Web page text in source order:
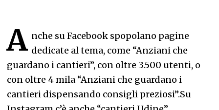
A nche su Facebook spopolano pagine
dedicate al tema, come “Anziani che
guardano i cantieri”, con oltre 3.500 utenti, o
con oltre 4 mila “Anziani che guardano i
cantieri dispensando consigli preziosi”.Su